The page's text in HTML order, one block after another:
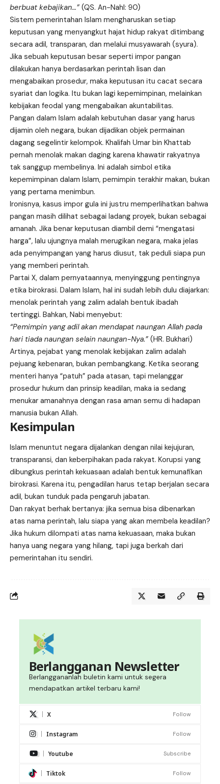
berbuat kebajikan…” (QS. An-Nahl: 90)
Sistem pemerintahan Islam mengharuskan setiap
keputusan yang menyangkut hajat hidup rakyat ditimbang
secara adil, transparan, dan melalui musyawarah (syura).
Jika sebuah keputusan besar seperti impor pangan
dilakukan hanya berdasarkan perintah lisan dan
mengabaikan prosedur, maka keputusan itu cacat secara
syariat dan logika. Itu bukan lagi kepemimpinan, melainkan
kebijakan feodal yang mengabaikan akuntabilitas.
Pangan dalam Islam adalah kebutuhan dasar yang harus
dijamin oleh negara, bukan dijadikan objek permainan
dagang segelintir kelompok. Khalifah Umar bin Khattab
pernah menolak makan daging karena khawatir rakyatnya
tak sanggup membelinya. Ini adalah simbol etika
kepemimpinan dalam Islam, pemimpin terakhir makan, bukan
yang pertama menimbun.
Ironisnya, kasus impor gula ini justru memperlihatkan bahwa
pangan masih dilihat sebagai ladang proyek, bukan sebagai
amanah. Jika benar keputusan diambil demi “mengatasi
harga”, lalu ujungnya malah merugikan negara, maka jelas
ada penyimpangan yang harus diusut, tak peduli siapa pun
yang memberi perintah.
Partai X, dalam pernyataannya, menyinggung pentingnya
etika birokrasi. Dalam Islam, hal ini sudah lebih dulu diajarkan:
menolak perintah yang zalim adalah bentuk ibadah
tertinggi. Bahkan, Nabi menyebut:
“Pemimpin yang adil akan mendapat naungan Allah pada
hari tiada naungan selain naungan-Nya.” (HR. Bukhari)
Artinya, pejabat yang menolak kebijakan zalim adalah
pejuang kebenaran, bukan pembangkang. Ketika seorang
menteri hanya “patuh” pada atasan, tapi melanggar
prosedur hukum dan prinsip keadilan, maka ia sedang
menukar amanahnya dengan rasa aman semu di hadapan
manusia bukan Allah.
Kesimpulan
Islam menuntut negara dijalankan dengan nilai kejujuran,
transparansi, dan keberpihakan pada rakyat. Korupsi yang
dibungkus perintah kekuasaan adalah bentuk kemunafikan
birokrasi. Karena itu, pengadilan harus tetap berjalan secara
adil, bukan tunduk pada pengaruh jabatan.
Dan rakyat berhak bertanya: jika semua bisa dibenarkan
atas nama perintah, lalu siapa yang akan membela keadilan?
Jika hukum dilompati atas nama kekuasaan, maka bukan
hanya uang negara yang hilang, tapi juga berkah dari
pemerintahan itu sendiri.
Berlangganan Newsletter
Berlanggananlah buletin kami untuk segera
mendapatkan artikel terbaru kami!
X Follow
Instagram Follow
Youtube Subscribe
Tiktok Follow